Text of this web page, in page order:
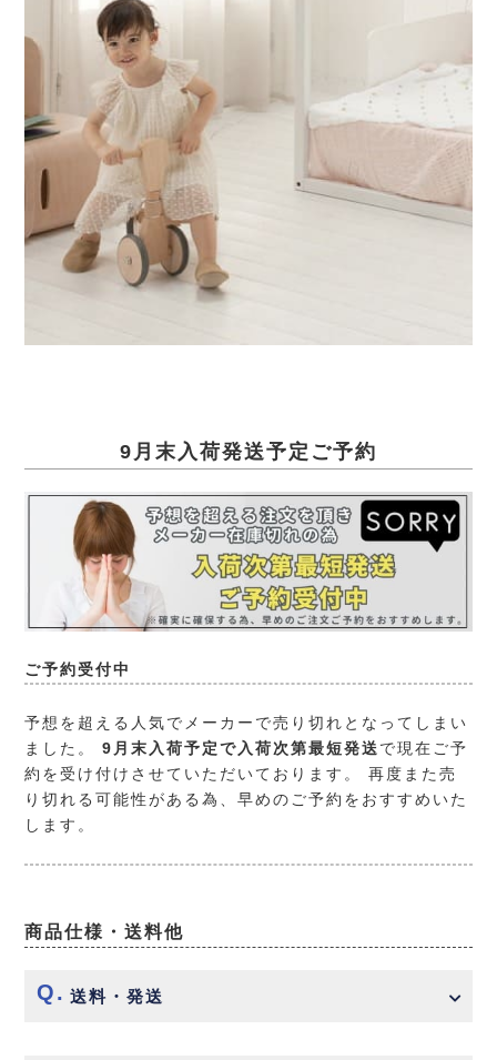
9月末入荷発送予定ご予約
ご予約受付中
予想を超える人気でメーカーで売り切れとなってしまい
ました。9月末入荷予定で入荷次第最短発送で現在ご予
約を受け付けさせていただいております。 再度また売
り切れる可能性がある為、早めのご予約をおすすめいた
します。
商品仕様・送料他
送料・発送